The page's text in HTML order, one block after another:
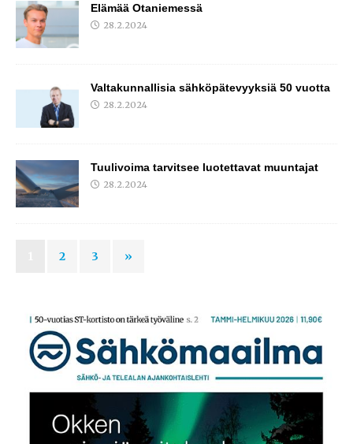
Elämää Otaniemessä
28.2.2024
Valtakunnallisia sähköpätevyyksiä 50 vuotta
28.2.2024
Tuulivoima tarvitsee luotettavat muuntajat
28.2.2024
2 3 »